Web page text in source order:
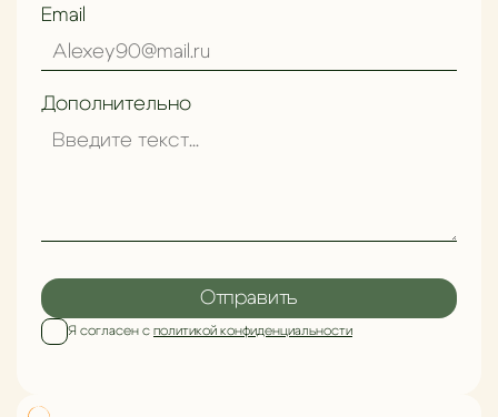
Email
Дополнительно
Я согласен с политикой конфиденциальности
Отправить